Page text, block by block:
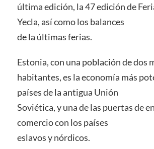
última edición, la 47 edición de
Yecla, así como los balances
de la últimas ferias.
Estonia, con una población de dos
habitantes, es la economía más
países de la antigua Unión
Soviética, y una de las puertas de
comercio con los países
eslavos y nórdicos.